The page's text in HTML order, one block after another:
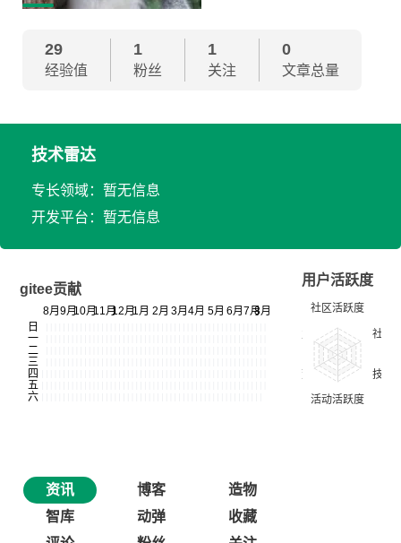
29
经验值
1
粉丝
1
关注
0
文章总量
技术雷达
专长领域：暂无信息
开发平台：暂无信息
gitee贡献
用户活跃度
资讯 博客
造物
智库
动弹
收藏